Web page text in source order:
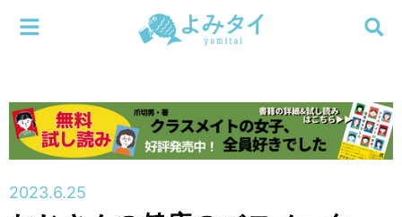
新着
検索する
メニューを閉じる
2023.6.25